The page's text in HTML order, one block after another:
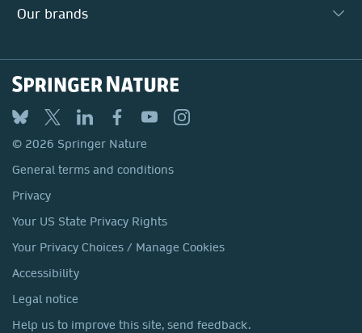
Our Health Division
Locations & Contact
Our brands
Springer
BMC
Discover
Macmillan Education
Springer Health+
© 2026 Springer Nature
General terms and conditions
Privacy
Your US State Privacy Rights
Your Privacy Choices / Manage Cookies
Accessibility
Legal notice
Help us to improve this site, send feedback.